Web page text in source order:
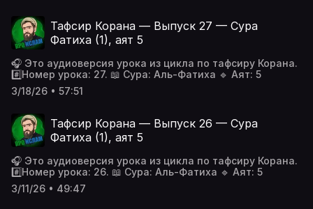
Тафсир Корана — Выпуск 27 — Сура
Фатиха (1), аят 5
🎧 Это аудиоверсия урока из цикла по тафсиру Корана.
#️⃣Номер урока: 27. 📖 Сура: Аль-Фатиха 🔹 Аят: 5
3/18/26 • 57:51
Тафсир Корана — Выпуск 26 — Сура
Фатиха (1), аят 5
🎧 Это аудиоверсия урока из цикла по тафсиру Корана.
#️⃣Номер урока: 26. 📖 Сура: Аль-Фатиха 🔹 Аят: 5
3/11/26 • 49:47